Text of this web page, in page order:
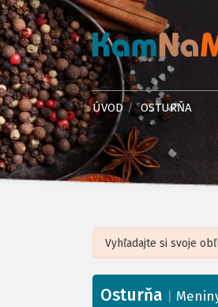
ÚVOD OSTURŇA
+
Osturňa